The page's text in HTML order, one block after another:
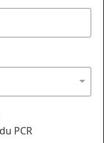
PCR